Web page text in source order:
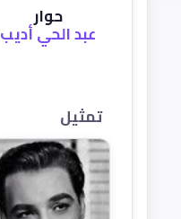
حوار
عبد الحي أديب
تمثيل